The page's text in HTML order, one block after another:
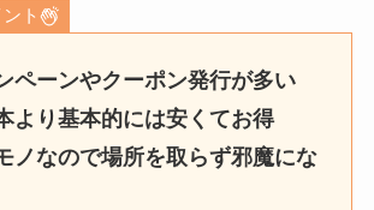
ント
ペーンやクーポン発行が多い
より基本的には安くてお得
ノなので場所を取らず邪魔にな